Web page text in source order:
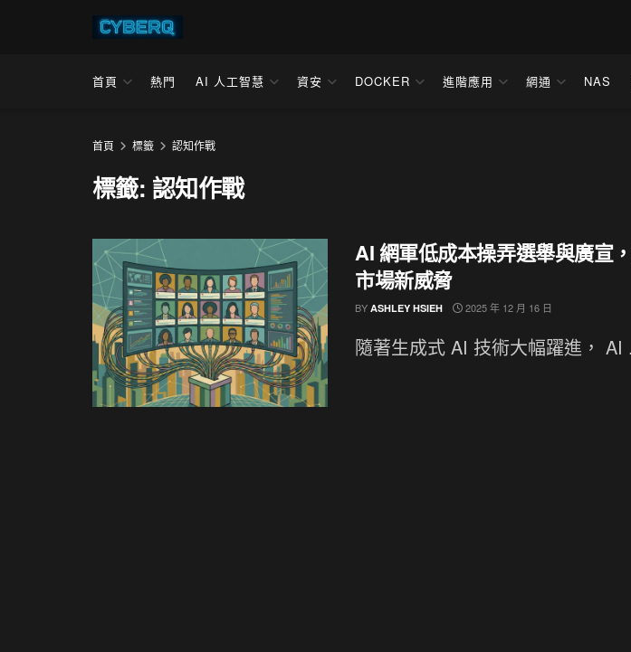
首頁 熱門 AI 人工智慧 資安 DOCKER 進階應用 網通 NAS
首頁 標籤 認知作戰
標籤: 認知作戰
AI 網軍低成本操弄選舉與廣宣
市場新威脅
BY ASHLEY HSIEH 2025 年 12 月 16 日
隨著生成式 AI 技術大幅躍進， AI